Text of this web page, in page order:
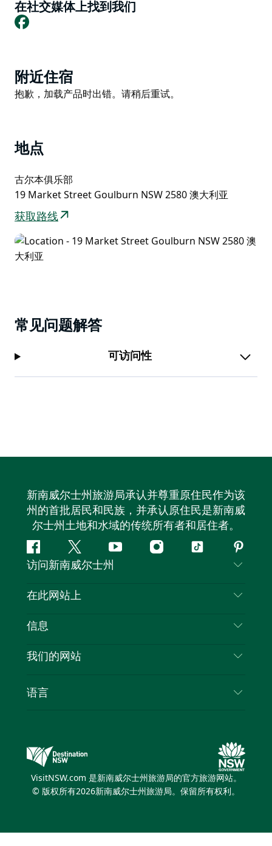
时间，具体时长取决于当晚的表演者数量。只需到场并在
白板上签名即可预留位置。
在社交媒体上找到我们
Facebook
Product
List
附近住宿
Product
抱歉，加载产品时出错。请稍后重试。
地点
古尔本俱乐部
19 Market Street Goulburn NSW 2580 澳大利亚
获取路线
常见问题解答
可访问性
新南威尔士州旅游局承认并尊重原住民作为该
州的首批居民和民族，并承认原住民是新南威
尔士州土地和水域的传统所有者和居住者。
Facebook叽
叽
喳
YouTubeInstagram
抖
访问新南威尔士州
联系我们
隐私
Cookie 通知
在此网站上
目的地
新南威尔士州公路旅行
活动
信息
旅行信息
新南威尔士州的商业
我们的网站
新南威尔士州旅游局媒体中心
缤纷悉尼灯光音乐节
语言
VisitNSW.com 是新南威尔士州旅游局的官方旅游网站。
© 版权所有2026新南威尔士州旅游局。保留所有权利。